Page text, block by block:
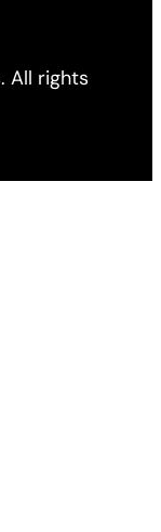
All rights